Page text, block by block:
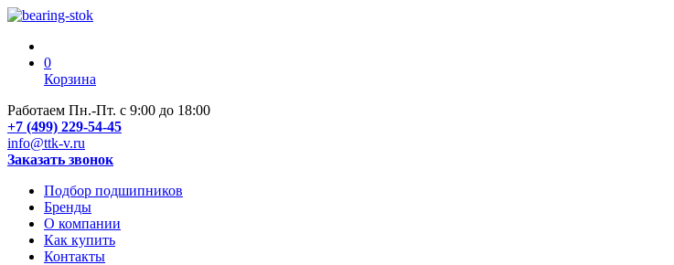
0
Корзина
Работаем Пн.-Пт. с 9:00 до 18:00
+7 (499) 229-54-45
info@ttk-v.ru
Заказать звонок
Подбор подшипников
Бренды
О компании
Как купить
Контакты